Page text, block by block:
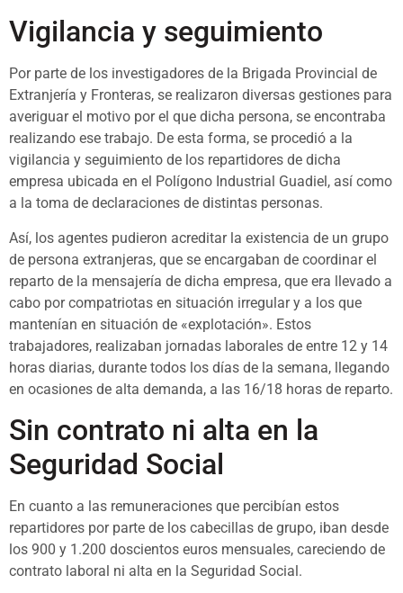
Vigilancia y seguimiento
Por parte de los investigadores de la Brigada Provincial de
Extranjería y Fronteras, se realizaron diversas gestiones para
averiguar el motivo por el que dicha persona, se encontraba
realizando ese trabajo. De esta forma, se procedió a la
vigilancia y seguimiento de los repartidores de dicha
empresa ubicada en el Polígono Industrial Guadiel, así como
a la toma de declaraciones de distintas personas.
Así, los agentes pudieron acreditar la existencia de un grupo
de persona extranjeras, que se encargaban de coordinar el
reparto de la mensajería de dicha empresa, que era llevado a
cabo por compatriotas en situación irregular y a los que
mantenían en situación de «explotación». Estos
trabajadores, realizaban jornadas laborales de entre 12 y 14
horas diarias, durante todos los días de la semana, llegando
en ocasiones de alta demanda, a las 16/18 horas de reparto.
Sin contrato ni alta en la
Seguridad Social
En cuanto a las remuneraciones que percibían estos
repartidores por parte de los cabecillas de grupo, iban desde
los 900 y 1.200 doscientos euros mensuales, careciendo de
contrato laboral ni alta en la Seguridad Social.